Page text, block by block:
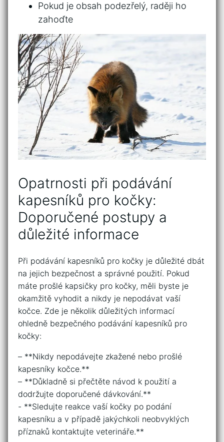
Pokud je⁢ obsah‌ podezřelý, raději ho
zahoďte
Opatrnosti při podávání
kapesníků pro kočky:‍
Doporučené ⁢postupy a
důležité informace
Při podávání kapesníků pro kočky je důležité ⁤dbát
na⁣ jejich bezpečnost⁢ a správné použití.​ Pokud⁣
máte prošlé kapsičky pro kočky, měli byste‌ je
okamžitě vyhodit a nikdy‌ je nepodávat vaší
kočce. Zde je několik důležitých informací
ohledně bezpečného podávání kapesníků pro
kočky:
– **Nikdy nepodávejte zkažené nebo prošlé
kapesníky kočce.**
– **Důkladně si přečtěte návod k použití a
dodržujte doporučené dávkování.**
-​ **Sledujte reakce vaší kočky⁤ po podání
kapesníku a v⁣ případě jakýchkoli neobvyklých
‌příznaků kontaktujte⁢ veterináře.**